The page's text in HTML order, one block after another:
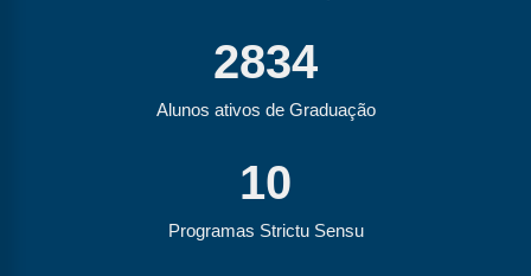
2834
Alunos ativos de Graduação
10
Programas Strictu Sensu